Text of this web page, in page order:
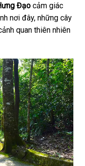
Đạo cảm giác
nơi đây, những cây
quan thiên nhiên